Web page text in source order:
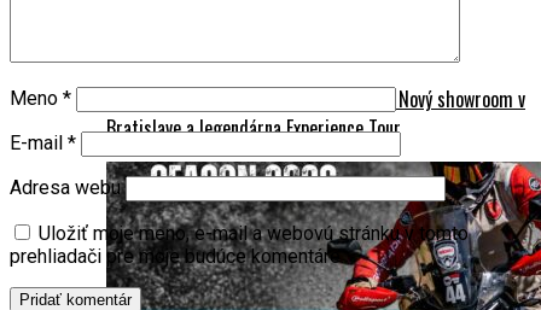
Harley-Davidson štartuje sezónu 2026: Nový showroom v
Bratislave a legendárna Experience Tour
Meno *
E-mail *
Adresa webu
Uložiť moje meno, e-mail a webovú stránku v tomto
prehliadači pre moje budúce komentáre.